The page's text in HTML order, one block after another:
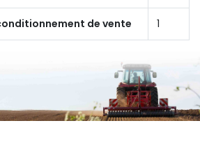
de vente 1